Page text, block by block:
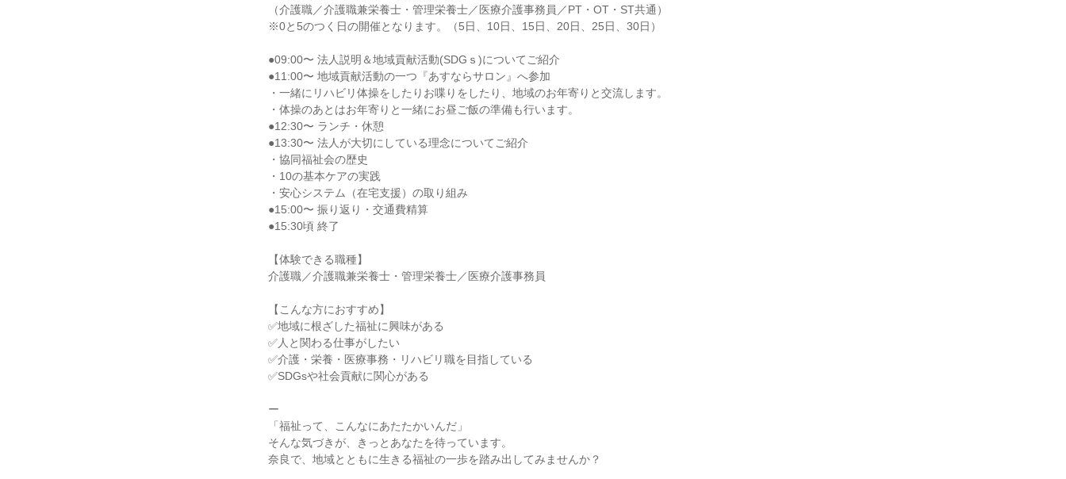
（介護職／介護職兼栄養士・管理栄養士／医療介護事務員／PT・OT・ST共通）
※0と5のつく日の開催となります。（5日、10日、15日、20日、25日、30日）
●09:00〜 法人説明＆地域貢献活動(SDGｓ)についてご紹介
●11:00〜 地域貢献活動の一つ『あすならサロン』へ参加
・一緒にリハビリ体操をしたりお喋りをしたり、地域のお年寄りと交流します。
・体操のあとはお年寄りと一緒にお昼ご飯の準備も行います。
●12:30〜 ランチ・休憩
●13:30〜 法人が大切にしている理念についてご紹介
・協同福祉会の歴史
・10の基本ケアの実践
・安心システム（在宅支援）の取り組み
●15:00〜 振り返り・交通費精算
●15:30頃 終了
【体験できる職種】
介護職／介護職兼栄養士・管理栄養士／医療介護事務員
【こんな方におすすめ】
✅地域に根ざした福祉に興味がある
✅人と関わる仕事がしたい
✅介護・栄養・医療事務・リハビリ職を目指している
✅SDGsや社会貢献に関心がある
ー
「福祉って、こんなにあたたかいんだ」
そんな気づきが、きっとあなたを待っています。
奈良で、地域とともに生きる福祉の一歩を踏み出してみませんか？